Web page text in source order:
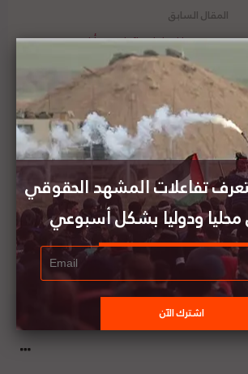
عن رفضها لقرار إسرائيل ضم أراض
في الضفة
الفلسطينيين تحذر: إعلام الإحتلال
الإجتماعي الفلسطيني
تفاعلات المشهد الحقوقي
ودوليا بشكل أسبوعي